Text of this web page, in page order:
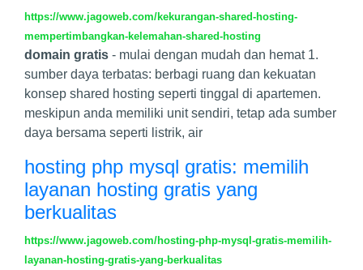
https://www.jagoweb.com/kekurangan-shared-hosting-
mempertimbangkan-kelemahan-shared-hosting
domain gratis - mulai dengan mudah dan hemat 1.
sumber daya terbatas: berbagi ruang dan kekuatan
konsep shared hosting seperti tinggal di apartemen.
meskipun anda memiliki unit sendiri, tetap ada sumber
daya bersama seperti listrik, air
hosting php mysql gratis: memilih
layanan hosting gratis yang
berkualitas
https://www.jagoweb.com/hosting-php-mysql-gratis-memilih-
layanan-hosting-gratis-yang-berkualitas